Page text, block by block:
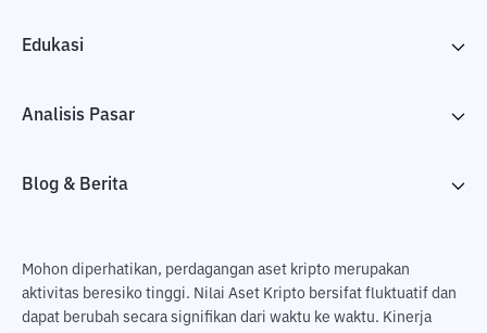
Edukasi
Analisis Pasar
Blog & Berita
Mohon diperhatikan, perdagangan aset kripto merupakan
aktivitas beresiko tinggi. Nilai Aset Kripto bersifat fluktuatif dan
dapat berubah secara signifikan dari waktu ke waktu. Kinerja